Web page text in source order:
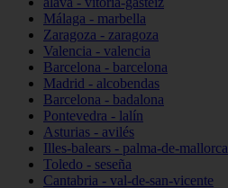
Málaga - marbella
Zaragoza - zaragoza
Valencia - valencia
Barcelona - barcelona
Madrid - alcobendas
Barcelona - badalona
Pontevedra - lalín
Asturias - avilés
Illes-balears - palma-de-mallorca
Toledo - seseña
Cantabria - val-de-san-vicente